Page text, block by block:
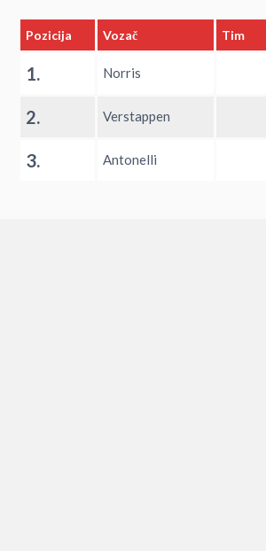
Pozicija Vozač Tim
1. Norris
2. Verstappen
3. Antonelli